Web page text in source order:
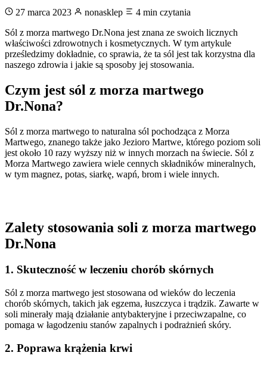
27 marca 2023 nonasklep
4 min czytania
Sól z morza martwego Dr.Nona jest znana ze swoich licznych
właściwości zdrowotnych i kosmetycznych. W tym artykule
prześledzimy dokładnie, co sprawia, że ta sól jest tak korzystna dla
naszego zdrowia i jakie są sposoby jej stosowania.
Czym jest sól z morza martwego
Dr.Nona?
Sól z morza martwego to naturalna sól pochodząca z Morza
Martwego, znanego także jako Jezioro Martwe, którego poziom soli
jest około 10 razy wyższy niż w innych morzach na świecie. Sól z
Morza Martwego zawiera wiele cennych składników mineralnych,
w tym magnez, potas, siarkę, wapń, brom i wiele innych.
Zalety stosowania soli z morza martwego
Dr.Nona
1. Skuteczność w leczeniu chorób skórnych
Sól z morza martwego jest stosowana od wieków do leczenia
chorób skórnych, takich jak egzema, łuszczyca i trądzik. Zawarte w
soli minerały mają działanie antybakteryjne i przeciwzapalne, co
pomaga w łagodzeniu stanów zapalnych i podrażnień skóry.
2. Poprawa krążenia krwi